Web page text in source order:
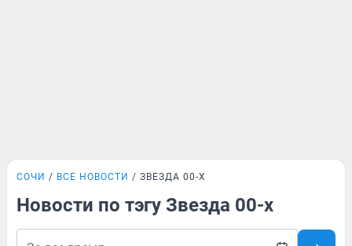
СОЧИ ВСЕ НОВОСТИ ЗВЕЗДА 00-Х
Новости по тэгу Звезда 00-х